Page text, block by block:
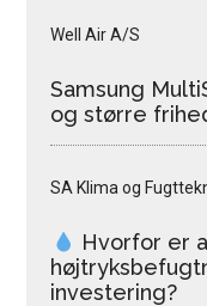
Well Air A/S
Samsung
og større
SA Klima og
Hvorfor er
investering?